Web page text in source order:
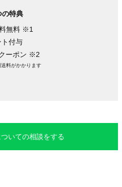
の特典
無料 ※1
付与
ーポン ※2
料がかかります
いての相談をする